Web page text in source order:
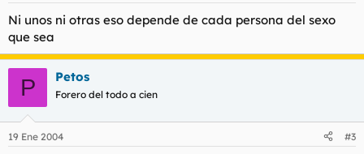
Ni unos ni otras eso depende de cada persona del sexo
que sea
P Petos
Forero del todo a cien
19 Ene 2004 #3